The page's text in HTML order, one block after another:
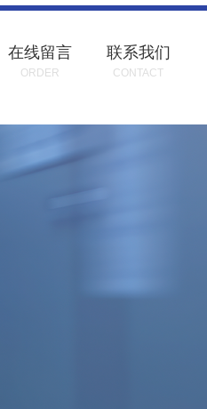
在线留言
ORDER
联系我们
CONTACT